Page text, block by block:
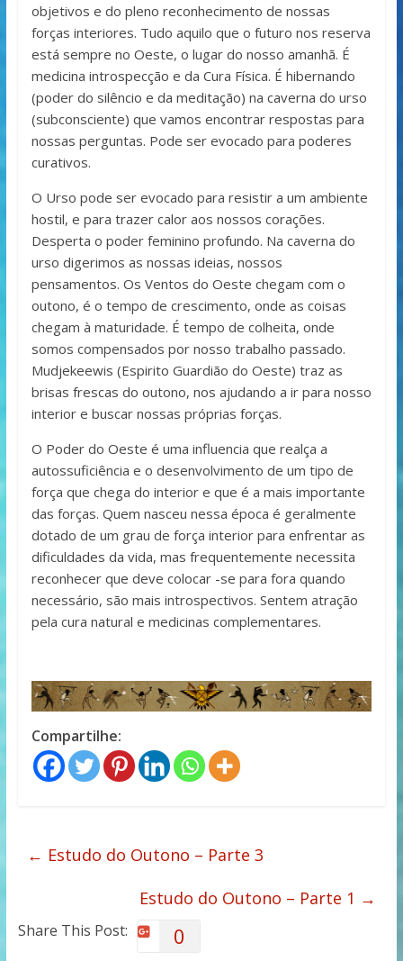
objetivos e do pleno reconhecimento de nossas
forças interiores. Tudo aquilo que o futuro nos reserva
está sempre no Oeste, o lugar do nosso amanhã. É
medicina introspecção e da Cura Física. É hibernando
(poder do silêncio e da meditação) na caverna do urso
(subconsciente) que vamos encontrar respostas para
nossas perguntas. Pode ser evocado para poderes
curativos.
O Urso pode ser evocado para resistir a um ambiente
hostil, e para trazer calor aos nossos corações.
Desperta o poder feminino profundo. Na caverna do
urso digerimos as nossas ideias, nossos
pensamentos. Os Ventos do Oeste chegam com o
outono, é o tempo de crescimento, onde as coisas
chegam à maturidade. É tempo de colheita, onde
somos compensados por nosso trabalho passado.
Mudjekeewis (Espirito Guardião do Oeste) traz as
brisas frescas do outono, nos ajudando a ir para nosso
interior e buscar nossas próprias forças.
O Poder do Oeste é uma influencia que realça a
autossuficiência e o desenvolvimento de um tipo de
força que chega do interior e que é a mais importante
das forças. Quem nasceu nessa época é geralmente
dotado de um grau de força interior para enfrentar as
dificuldades da vida, mas frequentemente necessita
reconhecer que deve colocar -se para fora quando
necessário, são mais introspectivos. Sentem atração
pela cura natural e medicinas complementares.
Compartilhe:
← Estudo do Outono – Parte 3
Estudo do Outono – Parte 1 →
Share This Post: 0